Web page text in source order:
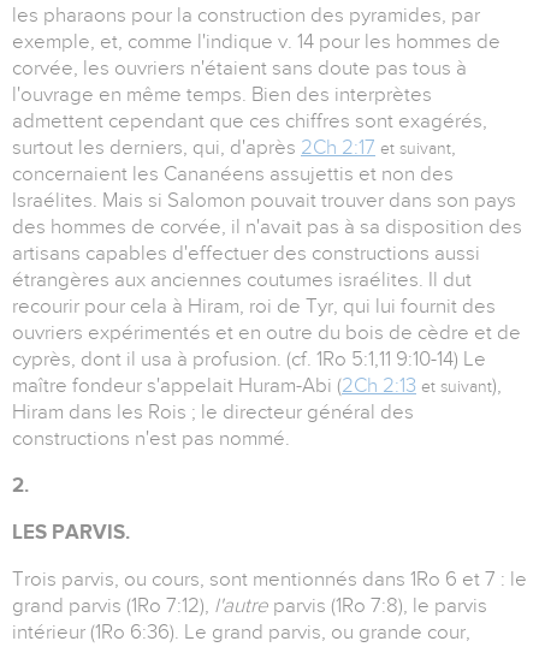
les pharaons pour la construction des pyramides, par
exemple, et, comme l'indique v. 14 pour les hommes de
corvée, les ouvriers n'étaient sans doute pas tous à
l'ouvrage en même temps. Bien des interprètes
admettent cependant que ces chiffres sont exagérés,
surtout les derniers, qui, d'après 2Ch 2:17 et suivant,
concernaient les Cananéens assujettis et non des
Israélites. Mais si Salomon pouvait trouver dans son pays
des hommes de corvée, il n'avait pas à sa disposition des
artisans capables d'effectuer des constructions aussi
étrangères aux anciennes coutumes israélites. Il dut
recourir pour cela à Hiram, roi de Tyr, qui lui fournit des
ouvriers expérimentés et en outre du bois de cèdre et de
cyprès, dont il usa à profusion. (cf. 1Ro 5:1,11 9:10-14) Le
maître fondeur s'appelait Huram-Abi (2Ch 2:13 et suivant),
Hiram dans les Rois ; le directeur général des
constructions n'est pas nommé.
2.
LES PARVIS.
Trois parvis, ou cours, sont mentionnés dans 1Ro 6 et 7 : le
grand parvis (1Ro 7:12), l'autre parvis (1Ro 7:8), le parvis
intérieur (1Ro 6:36). Le grand parvis, ou grande cour,